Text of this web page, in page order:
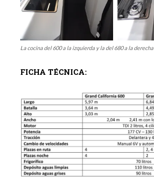
La cocina del 600 a la izquierda y la del 680 a la derecha
FICHA TÉCNICA: